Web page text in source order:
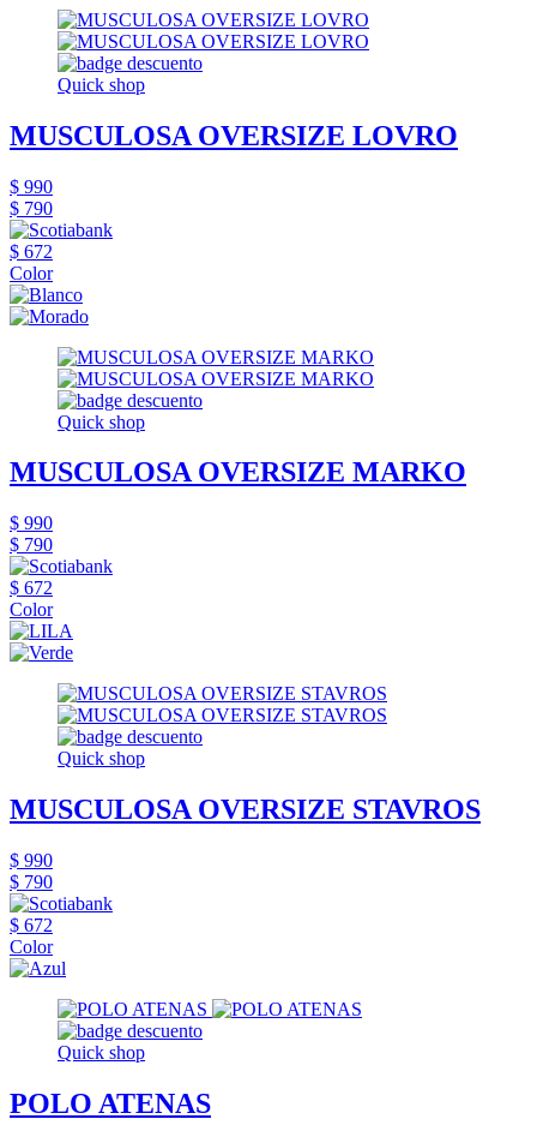
Quick shop
MUSCULOSA OVERSIZE LOVRO
$ 990
$ 790
$ 672
Color
Quick shop
MUSCULOSA OVERSIZE MARKO
$ 990
$ 790
$ 672
Color
Quick shop
MUSCULOSA OVERSIZE STAVROS
$ 990
$ 790
$ 672
Color
Quick shop
POLO ATENAS